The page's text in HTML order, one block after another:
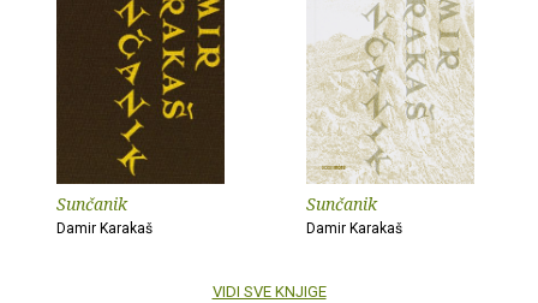
Sunčanik
Damir Karakaš
Sunčanik
Damir Karakaš
VIDI SVE KNJIGE